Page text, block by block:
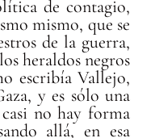
de contagio,
mismo, que se
de la guerra,
heraldos negros
escribía Vallejo,
y es sólo una
no hay forma
allá, en esa